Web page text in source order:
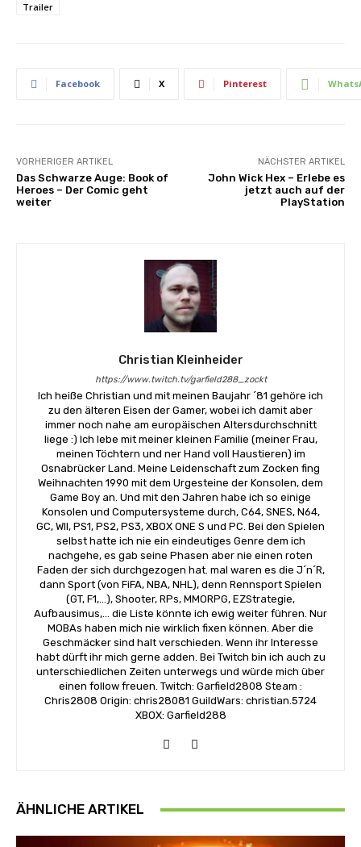
Trailer
Facebook X Pinterest
VORHERIGER ARTIKEL
Das Schwarze Auge: Book of
Heroes – Der Comic geht
weiter
NÄCHSTER ARTIKEL
John Wick Hex – Erlebe es
jetzt auch auf der
PlayStation
Christian Kleinheider
https://www.twitch.tv/garfield288_zockt
Ich heiße Christian und mit meinen Baujahr ´81 gehöre ich
zu den älteren Eisen der Gamer, wobei ich damit aber
immer noch nahe am europäischen Altersdurchschnitt
liege :) Ich lebe mit meiner kleinen Familie (meiner Frau,
meinen Töchtern und ner Hand voll Haustieren) im
Osnabrücker Land. Meine Leidenschaft zum Zocken fing
Weihnachten 1990 mit dem Urgesteine der Konsolen, dem
Game Boy an. Und mit den Jahren habe ich so einige
Konsolen und Computersysteme durch, C64, SNES, N64,
GC, WII, PS1, PS2, PS3, XBOX ONE S und PC. Bei den Spielen
selbst hatte ich nie ein eindeutiges Genre dem ich
nachgehe, es gab seine Phasen aber nie einen roten
Faden der sich durchgezogen hat. mal waren es die J´n´R,
dann Sport (von FiFA, NBA, NHL), denn Rennsport Spielen
(GT, F1,...), Shooter, RPs, MMORPG, EZStrategie,
Aufbausimus,... die Liste könnte ich ewig weiter führen. Nur
MOBAs haben mich nie wirklich fixen können. Aber die
Geschmäcker sind halt verschieden. Wenn ihr Interesse
habt dürft ihr mich gerne adden. Bei Twitch bin ich auch zu
unterschiedlichen Zeiten unterwegs und würde mich über
einen follow freuen. Twitch: Garfield2808 Steam :
Chris2808 Origin: chris28081 GuildWars: christian.5724
XBOX: Garfield288
ÄHNLICHE ARTIKEL